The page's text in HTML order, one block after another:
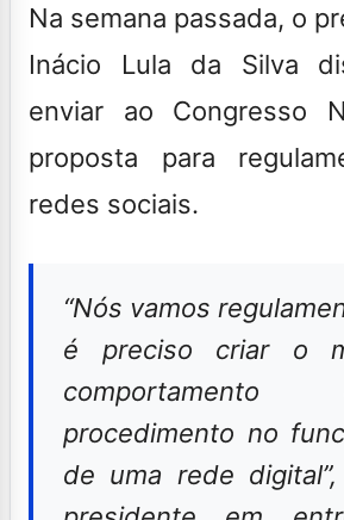
Na semana passada, o
Inácio Lula da Silva
enviar ao Congresso
proposta para
redes sociais.
“Nós vamos
é preciso criar o
procedimento no
de uma rede